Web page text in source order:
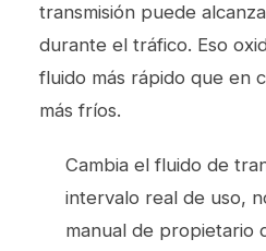
transmisión puede
durante el tráfico. Eso
fluido más rápido que en
más fríos.
Cambia el fluido de
intervalo real de uso,
manual de propietario